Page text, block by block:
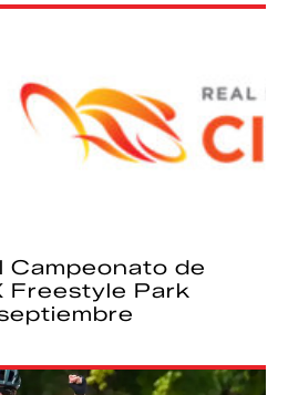
Campeonato de
Freestyle Park